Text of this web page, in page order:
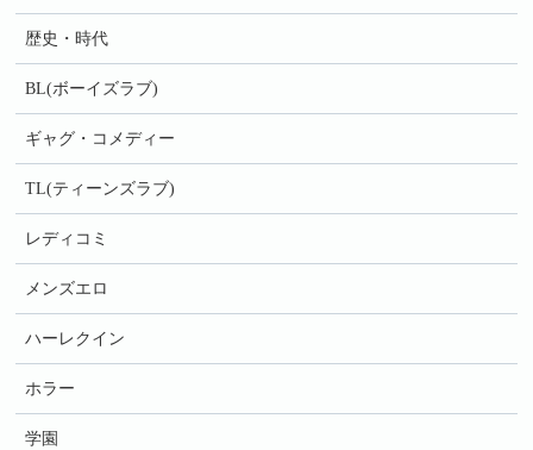
歴史・時代
BL(ボーイズラブ)
ギャグ・コメディー
TL(ティーンズラブ)
レディコミ
メンズエロ
ハーレクイン
ホラー
学園